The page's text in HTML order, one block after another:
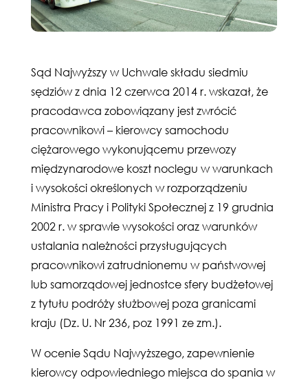
Sąd Najwyższy w Uchwale składu siedmiu
sędziów z dnia 12 czerwca 2014 r. wskazał, że
pracodawca zobowiązany jest zwrócić
pracownikowi – kierowcy samochodu
ciężarowego wykonującemu przewozy
międzynarodowe koszt noclegu w warunkach
i wysokości określonych w rozporządzeniu
Ministra Pracy i Polityki Społecznej z 19 grudnia
2002 r. w sprawie wysokości oraz warunków
ustalania należności przysługujących
pracownikowi zatrudnionemu w państwowej
lub samorządowej jednostce sfery budżetowej
z tytułu podróży służbowej poza granicami
kraju (Dz. U. Nr 236, poz 1991 ze zm.).
W ocenie Sądu Najwyższego, zapewnienie
kierowcy odpowiedniego miejsca do spania w